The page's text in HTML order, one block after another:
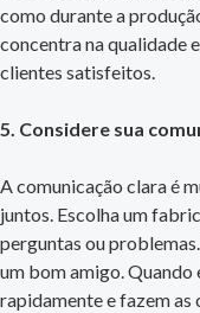
como durante a
concentra na qualidade
clientes satisfeitos.
5. Considere sua
A comunicação clara é
juntos. Escolha um
perguntas ou
um bom amigo. Quando
rapidamente e fazem